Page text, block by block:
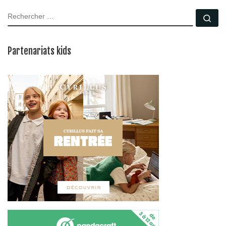
RECHERCHER
Partenariats kids